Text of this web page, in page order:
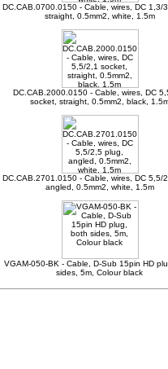
DC.CAB.0700.0150 - Cable, wires, DC 1,3/
straight, 0.5mm2, white, 1.5m
DC.CAB.2000.0150 - Cable, wires, DC
socket, straight, 0.5mm2, black,
DC.CAB.2701.0150 - Cable, wires, DC 5,5/
angled, 0.5mm2, white, 1.5m
VGAM-050-BK - Cable, D-Sub 15pin HD
sides, 5m, Colour black